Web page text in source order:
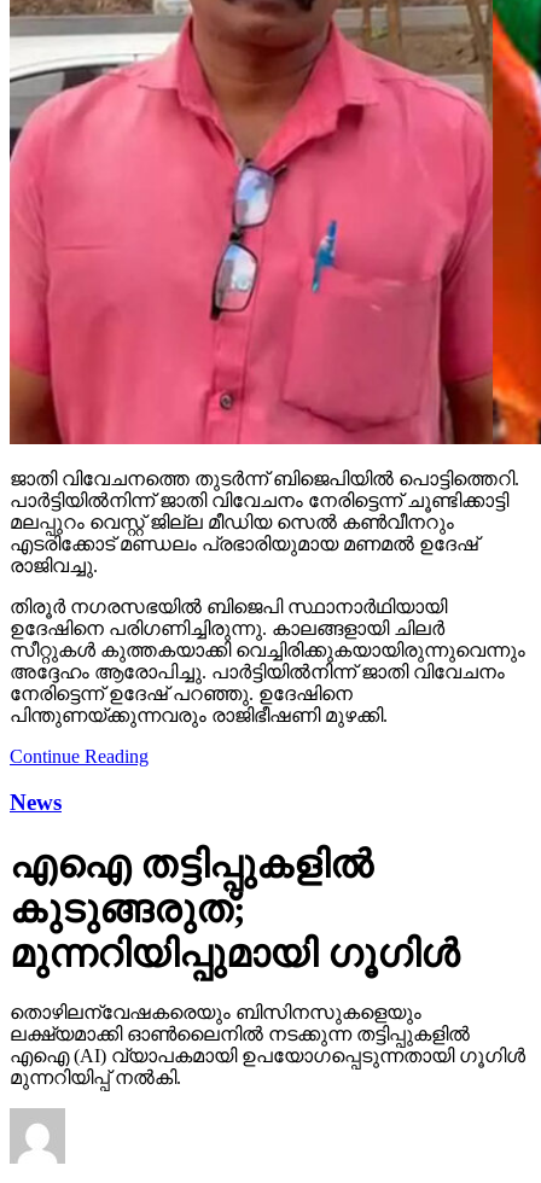
ജാതി വിവേചനത്തെ തുടര്‍ന്ന് ബിജെപിയില്‍ പൊട്ടിത്തെറി.
പാര്‍ട്ടിയില്‍നിന്ന് ജാതി വിവേചനം നേരിട്ടെന്ന് ചൂണ്ടിക്കാട്ടി
മലപ്പുറം വെസ്റ്റ് ജില്ല മീഡിയ സെല്‍ കണ്‍വീനറും
എടരിക്കോട് മണ്ഡലം പ്രഭാരിയുമായ മണമല്‍ ഉദേഷ്
രാജിവച്ചു.
തിരൂര്‍ നഗരസഭയില്‍ ബിജെപി സ്ഥാനാര്‍ഥിയായി
ഉദേഷിനെ പരിഗണിച്ചിരുന്നു. കാലങ്ങളായി ചിലര്‍
സീറ്റുകള്‍ കുത്തകയാക്കി വെച്ചിരിക്കുകയായിരുന്നുവെന്നും
അദ്ദേഹം ആരോപിച്ചു. പാര്‍ട്ടിയില്‍നിന്ന് ജാതി വിവേചനം
നേരിട്ടെന്ന് ഉദേഷ് പറഞ്ഞു. ഉദേഷിനെ
പിന്തുണയ്ക്കുന്നവരും രാജിഭീഷണി മുഴക്കി.
Continue Reading
News
എഐ തട്ടിപ്പുകളില്‍
കുടുങ്ങരുത്;
മുന്നറിയിപ്പുമായി ഗൂഗിള്‍
തൊഴിലന്വേഷകരെയും ബിസിനസുകളെയും
ലക്ഷ്യമാക്കി ഓണ്‍ലൈനില്‍ നടക്കുന്ന തട്ടിപ്പുകളില്‍
എഐ (AI) വ്യാപകമായി ഉപയോഗപ്പെടുന്നതായി ഗൂഗിള്‍
മുന്നറിയിപ്പ് നല്‍കി.